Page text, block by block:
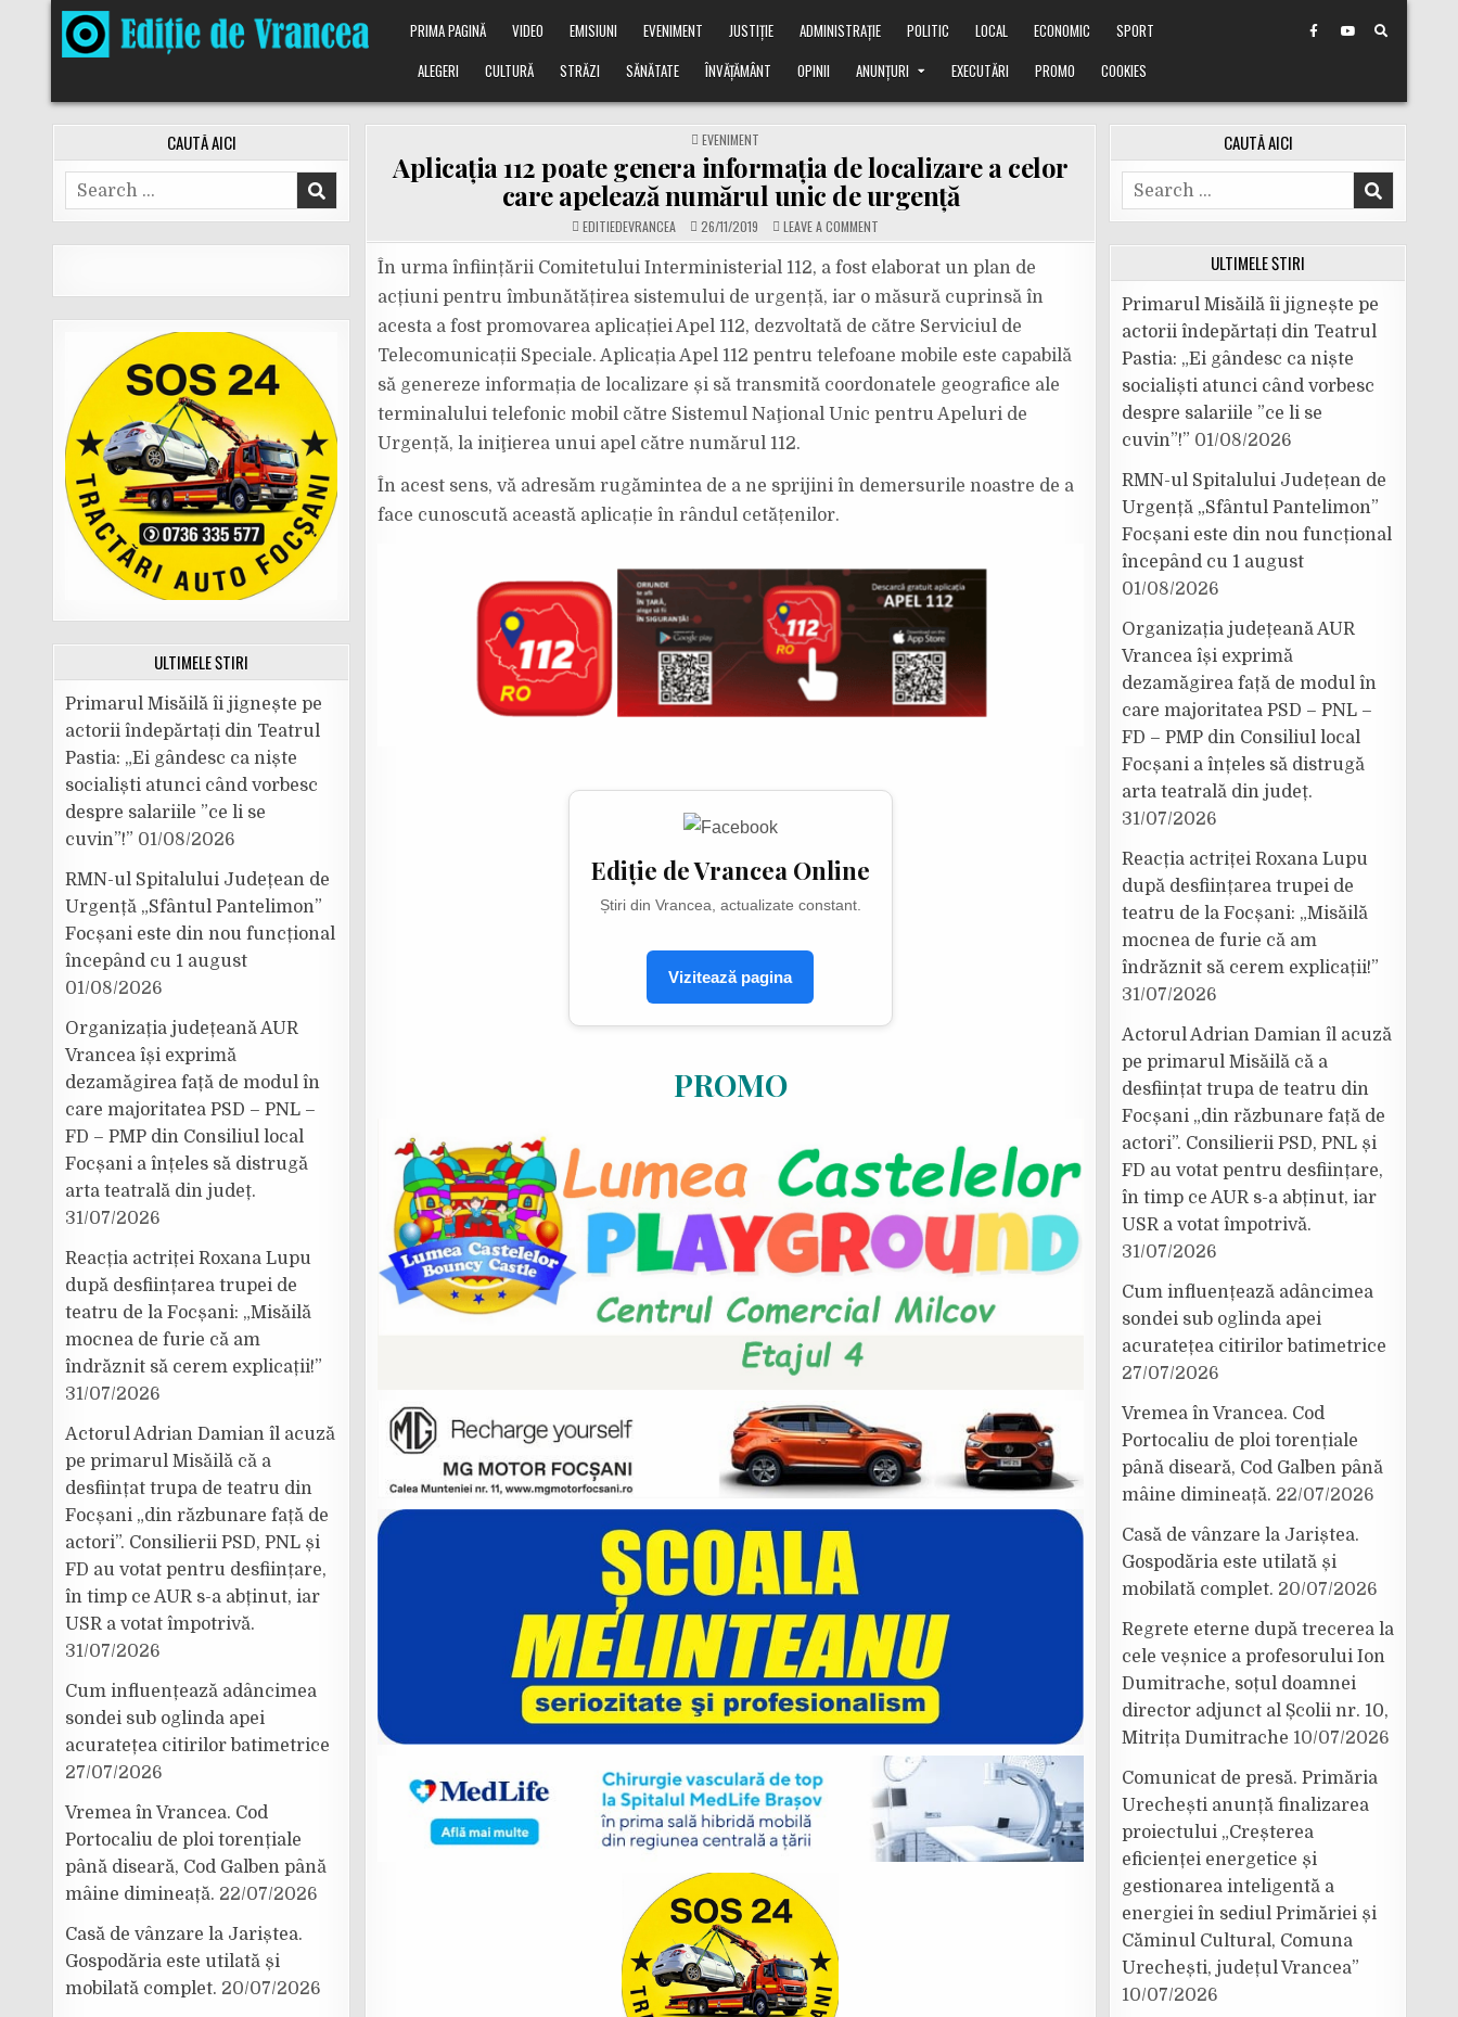
PRIMA PAGINĂ VIDEO EMISIUNI EVENIMENT JUSTIȚIE ADMINISTRAȚIE POLITIC LOCAL ECONOMIC
SPORT
ALEGERI
CULTURĂ STRĂZI SĂNĂTATE ÎNVĂȚĂMÂNT OPINII ANUNȚURI EXECUTĂRI PROMO COOKIES
POSTED
IN
EVENIMENT
Aplicația 112 poate genera informația de localizare a celor
care apelează numărul unic de urgență
EDITIEDEVRANCEA 26/11/2019 LEAVE A COMMENTON
APLICAȚIA
POATE
GENERA
INFORMAȚIA
DE
LOCALIZARE
A
CARE
NUMĂRUL
UNIC
DE
URGENȚĂ
În urma înființării Comitetului Interministerial 112, a fost elaborat un plan de
acțiuni pentru îmbunătățirea sistemului de urgență, iar o măsură cuprinsă în
acesta a fost promovarea aplicației Apel 112, dezvoltată de către Serviciul de
Telecomunicații Speciale. Aplicația Apel 112 pentru telefoane mobile este capabilă
să genereze informația de localizare și să transmită coordonatele geografice ale
terminalului telefonic mobil către Sistemul Naţional Unic pentru Apeluri de
Urgență, la iniţierea unui apel către numărul 112.
În acest sens, vă adresăm rugămintea de a ne sprijini în demersurile noastre de a
face cunoscută această aplicație în rândul cetățenilor.
Ediție de Vrancea Online
Știri din Vrancea, actualizate constant.
Vizitează pagina
PROMO
CAUTĂ AICI
Search
for:
ULTIMELE ȘTIRI
Primarul Misăilă îi jignește pe
actorii îndepărtați din Teatrul
Pastia: „Ei gândesc ca niște
socialiști atunci când vorbesc
despre salariile ”ce li se
cuvin”!” 01/08/2026
RMN-ul Spitalului Județean de
Urgență „Sfântul Pantelimon”
Focșani este din nou funcțional
începând cu 1 august
01/08/2026
Organizația județeană AUR
Vrancea își exprimă
dezamăgirea față de modul în
care majoritatea PSD – PNL –
FD – PMP din Consiliul local
Focșani a înțeles să distrugă
arta teatrală din județ.
31/07/2026
Reacția actriței Roxana Lupu
după desființarea trupei de
teatru de la Focșani: „Misăilă
mocnea de furie că am
îndrăznit să cerem explicații!”
31/07/2026
Actorul Adrian Damian îl acuză
pe primarul Misăilă că a
desființat trupa de teatru din
Focșani „din răzbunare față de
actori”. Consilierii PSD, PNL și
FD au votat pentru desființare,
în timp ce AUR s-a abținut, iar
USR a votat împotrivă.
31/07/2026
Cum influențează adâncimea
sondei sub oglinda apei
acuratețea citirilor batimetrice
27/07/2026
Vremea în Vrancea. Cod
Portocaliu de ploi torențiale
până diseară, Cod Galben până
mâine dimineață. 22/07/2026
Casă de vânzare la Jariștea.
Gospodăria este utilată și
mobilată complet. 20/07/2026
CAUTĂ AICI
Search
for:
ULTIMELE ȘTIRI
Primarul Misăilă îi jignește pe
actorii îndepărtați din Teatrul
Pastia: „Ei gândesc ca niște
socialiști atunci când vorbesc
despre salariile ”ce li se
cuvin”!” 01/08/2026
RMN-ul Spitalului Județean de
Urgență „Sfântul Pantelimon”
Focșani este din nou funcțional
începând cu 1 august
01/08/2026
Organizația județeană AUR
Vrancea își exprimă
dezamăgirea față de modul în
care majoritatea PSD – PNL –
FD – PMP din Consiliul local
Focșani a înțeles să distrugă
arta teatrală din județ.
31/07/2026
Reacția actriței Roxana Lupu
după desființarea trupei de
teatru de la Focșani: „Misăilă
mocnea de furie că am
îndrăznit să cerem explicații!”
31/07/2026
Actorul Adrian Damian îl acuză
pe primarul Misăilă că a
desființat trupa de teatru din
Focșani „din răzbunare față de
actori”. Consilierii PSD, PNL și
FD au votat pentru desființare,
în timp ce AUR s-a abținut, iar
USR a votat împotrivă.
31/07/2026
Cum influențează adâncimea
sondei sub oglinda apei
acuratețea citirilor batimetrice
27/07/2026
Vremea în Vrancea. Cod
Portocaliu de ploi torențiale
până diseară, Cod Galben până
mâine dimineață. 22/07/2026
Casă de vânzare la Jariștea.
Gospodăria este utilată și
mobilată complet. 20/07/2026
Regrete eterne după trecerea la
cele veșnice a profesorului Ion
Dumitrache, soțul doamnei
director adjunct al Școlii nr. 10,
Mitrița Dumitrache 10/07/2026
Comunicat de presă. Primăria
Urechești anunță finalizarea
proiectului „Creșterea
eficienței energetice și
gestionarea inteligentă a
energiei în sediul Primăriei și
Căminul Cultural, Comuna
Urechești, județul Vrancea”
10/07/2026